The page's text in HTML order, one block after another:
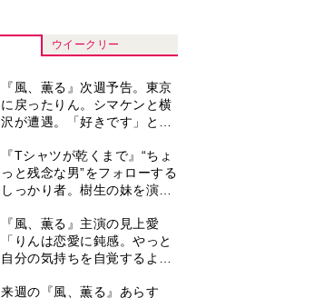
来週の『風、薫る』あらす
じ。派出看護を軌道に乗せよ
ついに＜あの人＞が…＜ネタ
バレあり＞
演歌歌手・市川由紀乃「更年
期かと思ったら〈卵巣がん〉
復帰。若くして逝った兄の手
紙を今も支えに」【2026上半
期BEST】
『風、薫る』見上愛「りんの
心が病気になっていく演技が
心を使う仕事」
井上祐貴「選択できるなら大
変なほうを選ぶ。いつかは大
は横沢役